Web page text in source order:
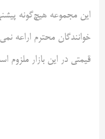
این مجموعه هیچ‌گونه
خوانندگان محترم اراعه
قیمتی در این بازار